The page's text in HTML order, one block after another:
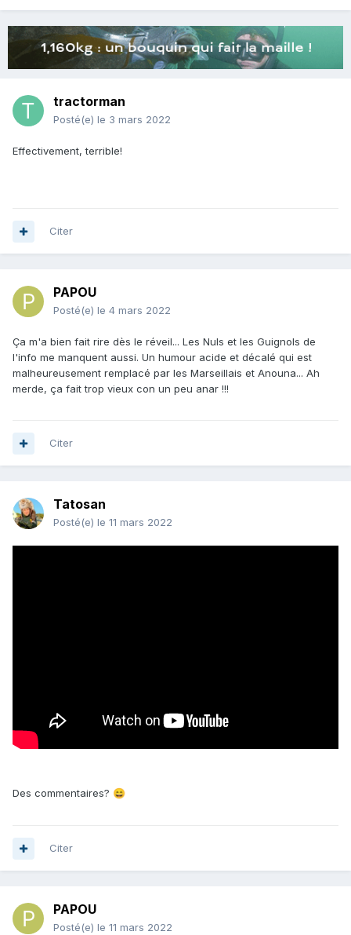
tractorman
Posté(e) le 3 mars 2022
Effectivement, terrible!
Citer
PAPOU
Posté(e) le 4 mars 2022
Ça m'a bien fait rire dès le réveil... Les Nuls et les Guignols de
l'info me manquent aussi. Un humour acide et décalé qui est
malheureusement remplacé par les Marseillais et Anouna... Ah
merde, ça fait trop vieux con un peu anar !!!
Citer
Tatosan
Posté(e) le 11 mars 2022
Des commentaires? 😄
Citer
PAPOU
Posté(e) le 11 mars 2022